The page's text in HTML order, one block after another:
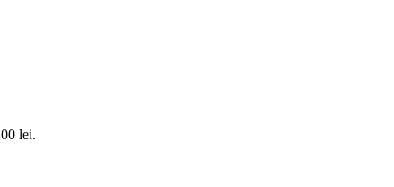
lei.